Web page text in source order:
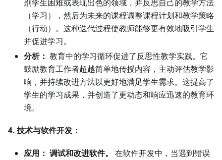
别学生困难或表现出色的领域，并反思自己的教学方法
（学习），然后为未来的课程调整课程计划和教学策略
（行动）。这种迭代过程使教师能够更有效地吸引学生
并促进学习。
分析： 教育中的学习循环促进了反思性教学实践。它
鼓励教育工作者超越简单地传授内容，主动评估教学影
响，并持续改进方法以更好地满足学生需求。这提高了
学生的学习成果，并创造了更动态和响应迅速的教育环
境。
4. 技术与软件开发：
应用： 调试和改进软件。
在软件开发中，当遇到错误